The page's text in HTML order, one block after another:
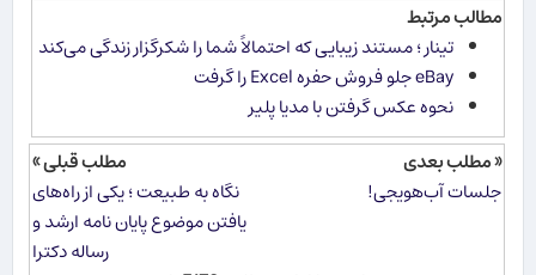
مطالب مرتبط
تینار ؛ مستند زیبایی که احتمالاً شما را شکرگزار زندگی می‌کند
eBay جلو فروش حفره Excel را گرفت
نحوه عكس گرفتن با مدیا پلیر
مطلب قبلی »
نگاه به طبیعت ؛ یکی از راه‌های
یافتن موضوع پایان نامه ارشد و
رساله دکترا
« مطلب بعدی
جلسات آب‌هویجی!